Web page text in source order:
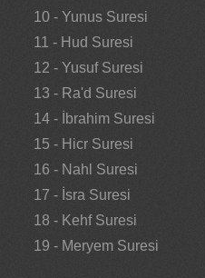
10 - Yunus Suresi
11 - Hud Suresi
12 - Yusuf Suresi
13 - Ra'd Suresi
14 - İbrahim Suresi
15 - Hicr Suresi
16 - Nahl Suresi
17 - İsra Suresi
18 - Kehf Suresi
19 - Meryem Suresi